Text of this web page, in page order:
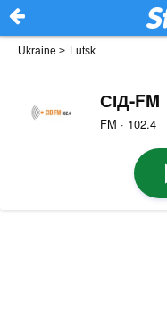
Ukraine > Lutsk
СІД-FM
FM · 102.4